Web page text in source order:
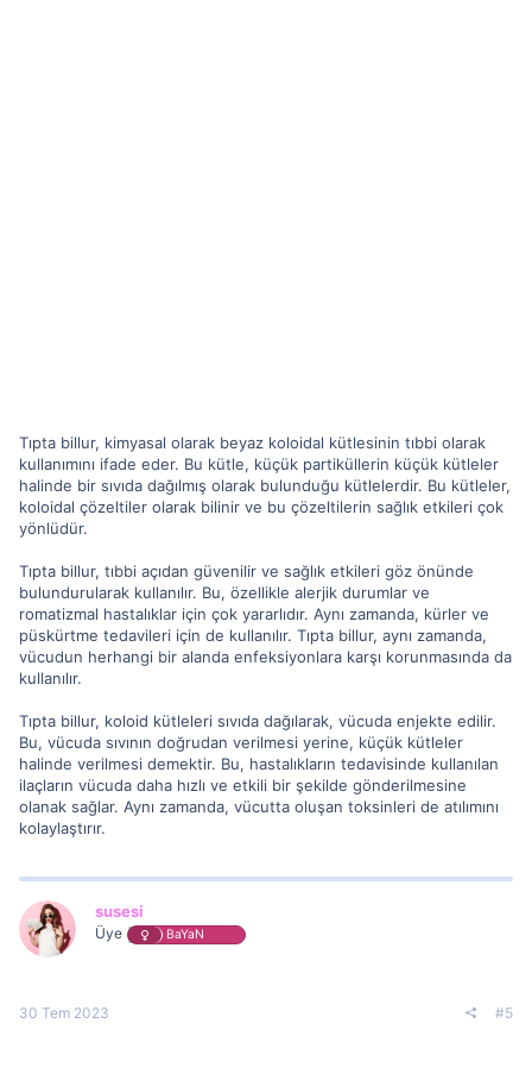
Tıpta billur, kimyasal olarak beyaz koloidal kütlesinin tıbbi olarak
kullanımını ifade eder. Bu kütle, küçük partiküllerin küçük kütleler
halinde bir sıvıda dağılmış olarak bulunduğu kütlelerdir. Bu kütleler,
koloidal çözeltiler olarak bilinir ve bu çözeltilerin sağlık etkileri çok
yönlüdür.
Tıpta billur, tıbbi açıdan güvenilir ve sağlık etkileri göz önünde
bulundurularak kullanılır. Bu, özellikle alerjik durumlar ve
romatizmal hastalıklar için çok yararlıdır. Aynı zamanda, kürler ve
püskürtme tedavileri için de kullanılır. Tıpta billur, aynı zamanda,
vücudun herhangi bir alanda enfeksiyonlara karşı korunmasında da
kullanılır.
Tıpta billur, koloid kütleleri sıvıda dağılarak, vücuda enjekte edilir.
Bu, vücuda sıvının doğrudan verilmesi yerine, küçük kütleler
halinde verilmesi demektir. Bu, hastalıkların tedavisinde kullanılan
ilaçların vücuda daha hızlı ve etkili bir şekilde gönderilmesine
olanak sağlar. Aynı zamanda, vücutta oluşan toksinleri de atılımını
kolaylaştırır.
susesi
Üye BaYaN
30 Tem 2023 #5